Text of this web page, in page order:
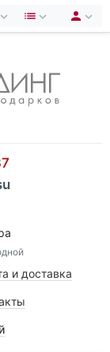
и доставка